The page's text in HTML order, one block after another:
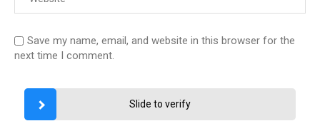
Save my name, email, and website in this browser for the
next time I comment.
Slide to verify